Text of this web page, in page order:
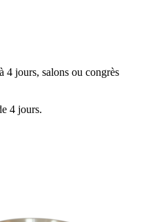
4 jours, salons ou congrès
4 jours.